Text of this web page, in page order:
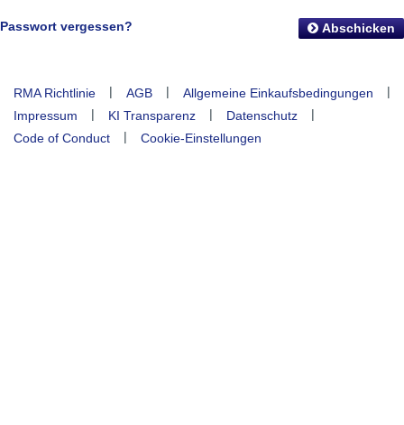
Passwort vergessen? Abschicken
RMA Richtlinie | AGB | Allgemeine Einkaufsbedingungen
|
Impressum
| KI Transparenz | Datenschutz
|
Code of Conduct
| Cookie-Einstellungen